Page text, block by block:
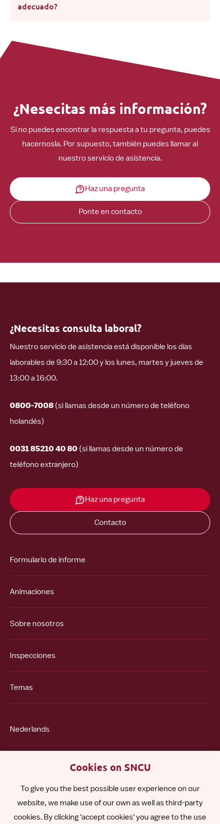
adecuado?
¿Nesecitas más información?
Si no puedes encontrar la respuesta a tu pregunta, puedes
hacernosla. Por supuesto, también puedes llamar al
nuestro servicio de asistencia.
Haz una pregunta
Ponte en contacto
¿Necesitas consulta laboral?
Nuestro servicio de asistencia está disponible los días
laborables de 9:30 a 12:00 y los lunes, martes y jueves de
13:00 a 16:00.
0800-7008 (si llamas desde un número de teléfono
holandés)
0031 85210 40 80 (si llamas desde un número de
teléfono extranjero)
Haz una pregunta
Contacto
Formulario de informe
Animaciones
Sobre nosotros
Inspecciones
Temas
Nederlands
Polski
Cookies on SNCU
To give you the best possible user experience on our
website, we make use of our own as well as third-party
cookies. By clicking 'accept cookies' you agree to the use